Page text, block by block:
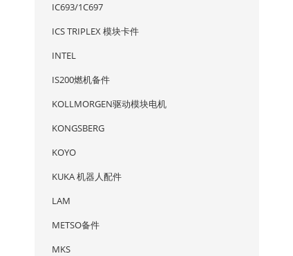
IC693/1C697
ICS TRIPLEX 模块卡件
INTEL
IS200燃机备件
KOLLMORGEN驱动模块电机
KONGSBERG
KOYO
KUKA 机器人配件
LAM
METSO备件
MKS